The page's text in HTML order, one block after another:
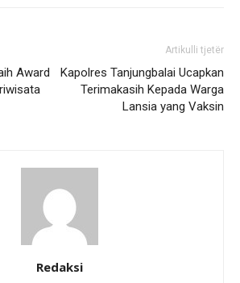
Award
Artikulli tjetër
Kapolres Tanjungbalai Ucapkan
Terimakasih Kepada Warga
Lansia yang Vaksin
Redaksi